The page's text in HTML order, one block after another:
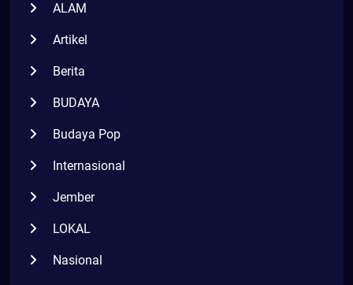
ALAM
Artikel
Berita
BUDAYA
Budaya Pop
Internasional
Jember
LOKAL
Nasional